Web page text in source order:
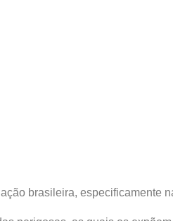
brasileira, especificamente